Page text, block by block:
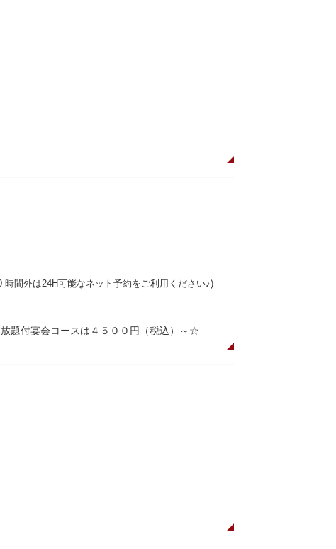
間外は24H可能なネット予約をご利用ください♪)
題付宴会コースは４５００円（税込）～☆